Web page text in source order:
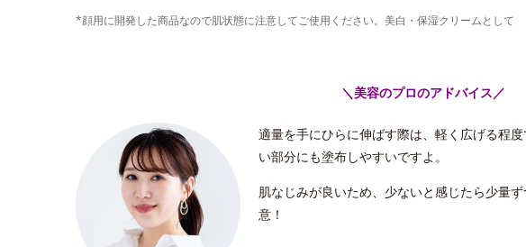
*顔用に開発した商品なので肌状態に注意してご使用ください。美白・保湿クリームとして
＼美容のプロのアドバイス／
適量を手にひらに伸ばす際は、軽く広げる程
い部分にも塗布しやすいですよ。
肌なじみが良いため、少ないと感じたら少量
意！